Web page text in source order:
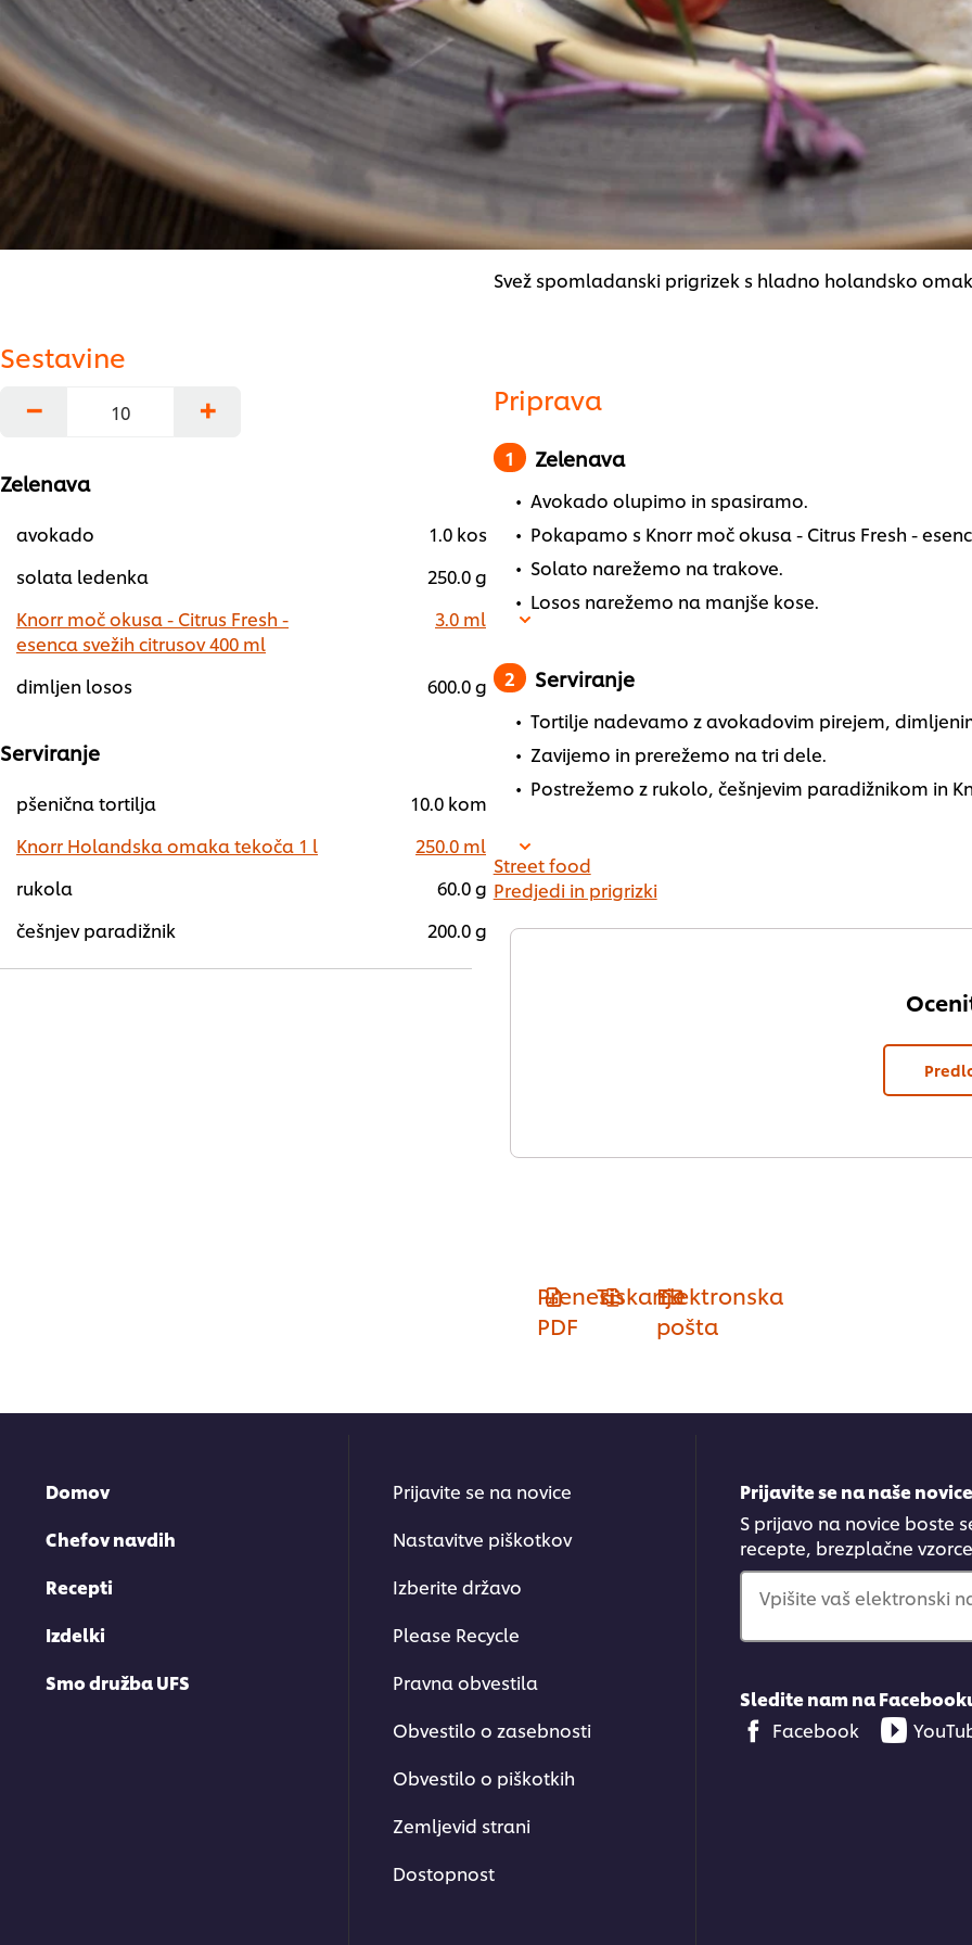
Sestavine
− +
Zelenava
avokado
1.0 kos
solata ledenka
250.0 g
Knorr moč okusa - Citrus Fresh -
esenca svežih citrusov 400 ml
3.0 ml
dimljen losos 600.0 g
Serviranje
pšenična tortilja
10.0 kom
Knorr Holandska omaka tekoča 1 l
250.0 ml
rukola
60.0 g
češnjev paradižnik
200.0 g
Svež spomladanski prigrizek s hladno holandsko
Priprava
Zelenava
Avokado olupimo in spasiramo.
Pokapamo s Knorr moč okusa - Citrus Fresh -
Solato narežemo na trakove.
Losos narežemo na manjše kose.
Serviranje
Tortilje nadevamo z avokadovim pirejem,
Zavijemo in prerežemo na tri dele.
Postrežemo z rukolo, češnjevim paradižnikom in
Street food
Predjedi in prigrizki
Prenesi
PDF
TiskanjeElektronska
pošta
Domov
Chefov navdih
Recepti
Izdelki
Smo družba UFS
Prijavite se na novice
Nastavitve piškotkov
Izberite državo
Please Recycle
Pravna obvestila
Obvestilo o zasebnosti
Obvestilo o piškotkih
Zemljevid strani
Dostopnost
Prijavite se na naše
S prijavo na novice boste
recepte, brezplačne
Vpišite vaš elektronski
Sledite nam na
Facebook